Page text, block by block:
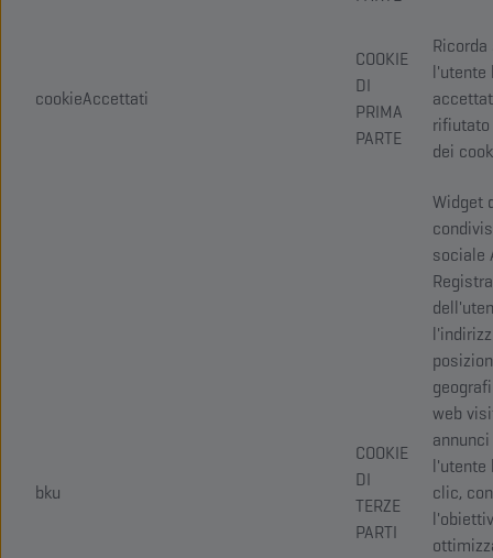
cookieAccettati
COOKIE
DI
PRIMA
PARTE
Ricorda
l'utente
dei
bku
COOKIE
DI
TERZE
PARTI
Widget
sociale
web
l'utente
clic, con